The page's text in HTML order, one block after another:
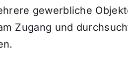
gewerbliche
Zugang und